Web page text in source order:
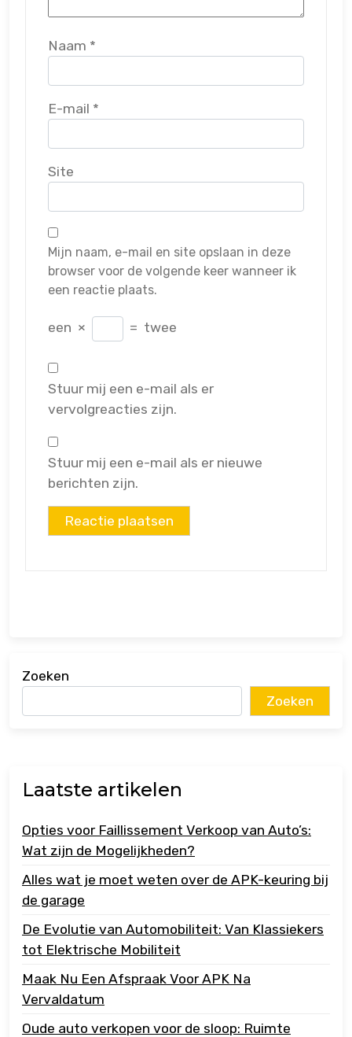
Naam *
E-mail *
Site
Mijn naam, e-mail en site opslaan in deze
browser voor de volgende keer wanneer ik
een reactie plaats.
een × = twee
Stuur mij een e-mail als er
vervolgreacties zijn.
Stuur mij een e-mail als er nieuwe
berichten zijn.
Zoeken
Zoeken
Laatste artikelen
Opties voor Faillissement Verkoop van Auto’s:
Wat zijn de Mogelijkheden?
Alles wat je moet weten over de APK-keuring bij
de garage
De Evolutie van Automobiliteit: Van Klassiekers
tot Elektrische Mobiliteit
Maak Nu Een Afspraak Voor APK Na
Vervaldatum
Oude auto verkopen voor de sloop: Ruimte